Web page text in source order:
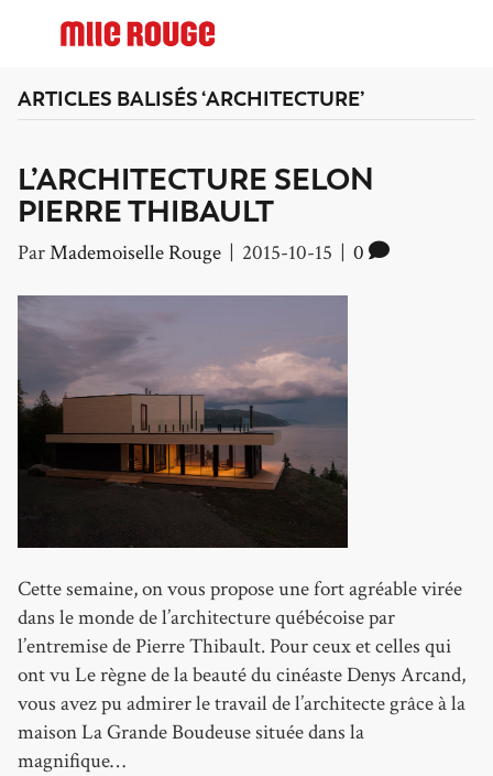
ARTICLES BALISÉS ‘ARCHITECTURE’
L’ARCHITECTURE SELON
PIERRE THIBAULT
ParMademoiselle Rouge | 2015-10-15 | 0
Cette semaine, on vous propose une fort agréable virée
dans le monde de l’architecture québécoise par
l’entremise de Pierre Thibault. Pour ceux et celles qui
ont vu Le règne de la beauté du cinéaste Denys Arcand,
vous avez pu admirer le travail de l’architecte grâce à la
maison La Grande Boudeuse située dans la
magnifique…